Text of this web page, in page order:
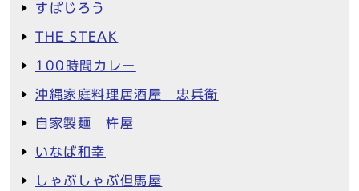
すぱじろう
THE STEAK
100時間カレー
沖縄家庭料理居酒屋 忠兵衛
自家製麺 杵屋
いなば和幸
しゃぶしゃぶ但馬屋